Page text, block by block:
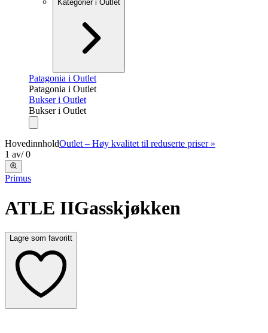
Kategorier i Outlet
Patagonia i Outlet
Patagonia i Outlet
Bukser i Outlet
Bukser i Outlet
HovedinnholdOutlet – Høy kvalitet til reduserte priser »
1 av/ 0
Primus
ATLE IIGasskjøkken
Lagre som favoritt